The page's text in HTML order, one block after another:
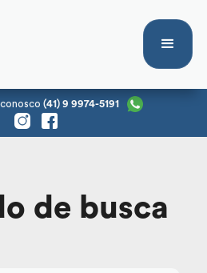
(41) 9 9974-5191
de busca